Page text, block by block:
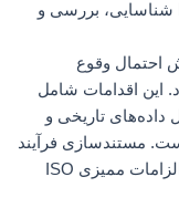
بررسی و
وقوع
این اقدامات شامل
تاریخی و
مستندسازی فرآیند
اقدام پیشگیرانه نیز بخش مهمی از الزامات ممیزی ISO